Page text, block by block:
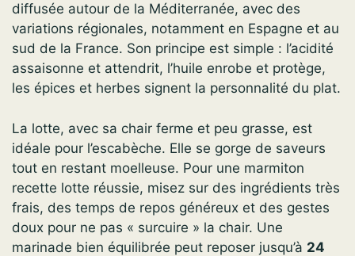
diffusée autour de la Méditerranée, avec des
variations régionales, notamment en Espagne et au
sud de la France. Son principe est simple : l’acidité
assaisonne et attendrit, l’huile enrobe et protège,
les épices et herbes signent la personnalité du plat.
La lotte, avec sa chair ferme et peu grasse, est
idéale pour l’escabèche. Elle se gorge de saveurs
tout en restant moelleuse. Pour une marmiton
recette lotte réussie, misez sur des ingrédients très
frais, des temps de repos généreux et des gestes
doux pour ne pas « surcuire » la chair. Une
marinade bien équilibrée peut reposer jusqu’à 24